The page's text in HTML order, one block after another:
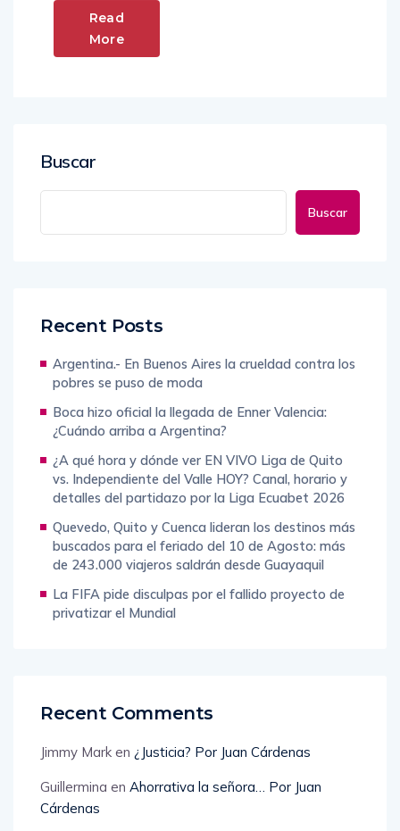
Read
More
Buscar
Buscar
Recent Posts
Argentina.- En Buenos Aires la crueldad contra los
pobres se puso de moda
Boca hizo oficial la llegada de Enner Valencia:
¿Cuándo arriba a Argentina?
¿A qué hora y dónde ver EN VIVO Liga de Quito
vs. Independiente del Valle HOY? Canal, horario y
detalles del partidazo por la Liga Ecuabet 2026
Quevedo, Quito y Cuenca lideran los destinos más
buscados para el feriado del 10 de Agosto: más
de 243.000 viajeros saldrán desde Guayaquil
La FIFA pide disculpas por el fallido proyecto de
privatizar el Mundial
Recent Comments
Jimmy Mark en ¿Justicia? Por Juan Cárdenas
Guillermina en Ahorrativa la señora… Por Juan
Cárdenas